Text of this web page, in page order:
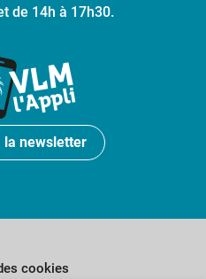
de 14h à 17h30.
la newsletter
cookies